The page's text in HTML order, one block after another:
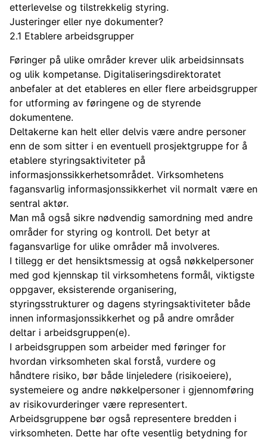
etterlevelse og tilstrekkelig styring.
Justeringer eller nye dokumenter?
2.1 Etablere arbeidsgrupper
Føringer på ulike områder krever ulik arbeidsinnsats
og ulik kompetanse. Digitaliseringsdirektoratet
anbefaler at det etableres en eller flere arbeidsgrupper
for utforming av føringene og de styrende
dokumentene.
Deltakerne kan helt eller delvis være andre personer
enn de som sitter i en eventuell prosjektgruppe for å
etablere styringsaktiviteter på
informasjonssikkerhetsområdet. Virksomhetens
fagansvarlig informasjonssikkerhet vil normalt være en
sentral aktør.
Man må også sikre nødvendig samordning med andre
områder for styring og kontroll. Det betyr at
fagansvarlige for ulike områder må involveres.
I tillegg er det hensiktsmessig at også nøkkelpersoner
med god kjennskap til virksomhetens formål, viktigste
oppgaver, eksisterende organisering,
styringsstrukturer og dagens styringsaktiviteter både
innen informasjonssikkerhet og på andre områder
deltar i arbeidsgruppen(e).
I arbeidsgruppen som arbeider med føringer for
hvordan virksomheten skal forstå, vurdere og
håndtere risiko, bør både linjeledere (risikoeiere),
systemeiere og andre nøkkelpersoner i gjennomføring
av risikovurderinger være representert.
Arbeidsgruppene bør også representere bredden i
virksomheten. Dette har ofte vesentlig betydning for